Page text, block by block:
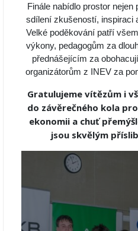
Finále nabídlo prostor
sdílení zkušeností, inspiraci
Velké poděkování patří
výkony, pedagogům za
přednášejícím za
organizátorům z INEV za
Gratulujeme vítězům i
do závěrečného kola
ekonomii a chuť
jsou skvělým